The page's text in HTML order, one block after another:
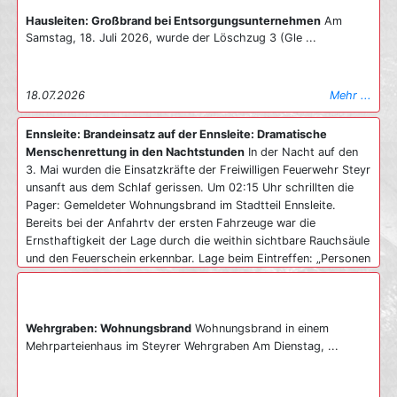
Hausleiten: Großbrand bei Entsorgungsunternehmen Am
Samstag, 18. Juli 2026, wurde der Löschzug 3 (Gle ...
18.07.2026 Mehr ...
Ennsleite: Brandeinsatz auf der Ennsleite: Dramatische
Menschenrettung in den Nachtstunden In der Nacht auf den
3. Mai wurden die Einsatzkräfte der Freiwilligen Feuerwehr Steyr
unsanft aus dem Schlaf gerissen. Um 02:15 Uhr schrillten die
Pager: Gemeldeter Wohnungsbrand im Stadtteil Ennsleite.
Bereits bei der Anfahrtv der ersten Fahrzeuge war die
Ernsthaftigkeit der Lage durch die weithin sichtbare Rauchsäule
und den Feuerschein erkennbar. Lage beim Eintreffen: „Personen
an Fenstern“ Beim Eintreffen des ersten Fahrzeugs bot sich den
dem Fenster. Besonders dramatisch: Da das Treppenhaus
bereits massiv verraucht war, saßen mehrere Bewohner in den
Wehrgraben: Wohnungsbrand Wohnungsbrand in einem
Mehrparteienhaus im Steyrer Wehrgraben Am Dienstag, ...